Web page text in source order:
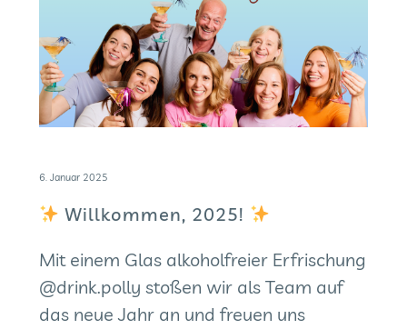
6. Januar 2025
Willkommen, 2025!
Mit einem Glas alkoholfreier Erfrischung
@drink.polly stoßen wir als Team auf
das neue Jahr an und freuen uns